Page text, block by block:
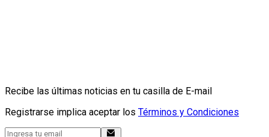
Recibe las últimas noticias en tu casilla de E-mail
Registrarse implica aceptar los Términos y Condiciones